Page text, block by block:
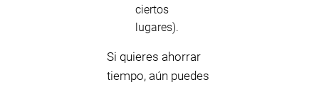
ciertos
lugares).
Si quieres ahorrar
tiempo, aún puedes